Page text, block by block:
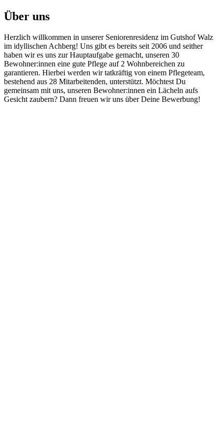
Über uns
Herzlich willkommen in unserer Seniorenresidenz im Gutshof Walz
im idyllischen Achberg! Uns gibt es bereits seit 2006 und seither
haben wir es uns zur Hauptaufgabe gemacht, unseren 30
Bewohner:innen eine gute Pflege auf 2 Wohnbereichen zu
garantieren. Hierbei werden wir tatkräftig von einem Pflegeteam,
bestehend aus 28 Mitarbeitenden, unterstützt. Möchtest Du
gemeinsam mit uns, unseren Bewohner:innen ein Lächeln aufs
Gesicht zaubern? Dann freuen wir uns über Deine Bewerbung!